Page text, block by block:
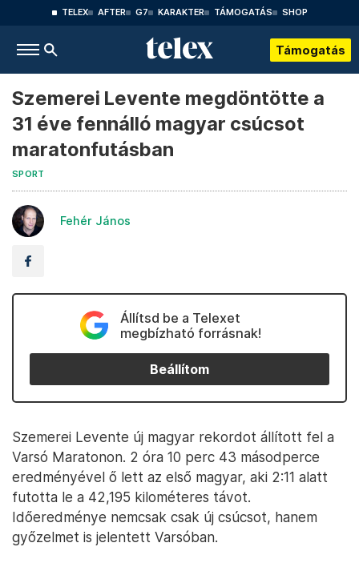
TELEX AFTER G7 KARAKTER TÁMOGATÁS SHOP
Támogatás
Szemerei Levente megdöntötte a
31 éve fennálló magyar csúcsot
maratonfutásban
SPORT
Fehér János
Állítsd be a Telexet
megbízható forrásnak!
Beállítom
Szemerei Levente új magyar rekordot állított fel a
Varsó Maratonon. 2 óra 10 perc 43 másodperce
eredményével ő lett az első magyar, aki 2:11 alatt
futotta le a 42,195 kilométeres távot.
Időeredménye nemcsak csak új csúcsot, hanem
győzelmet is jelentett Varsóban.